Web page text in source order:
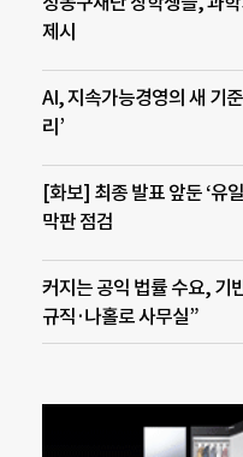
제시
AI, 지속가능경영의 새 기
리’
[화보] 최종 발표 앞둔 ‘유
막판 점검
커지는 공익 법률 수요, 기
규직·나홀로 사무실”